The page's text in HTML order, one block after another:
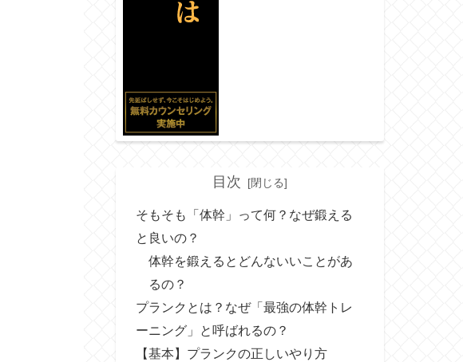
目次
そもそも「体幹」って何？なぜ鍛える
と良いの？
体幹を鍛えるとどんないいことがあ
るの？
プランクとは？なぜ「最強の体幹トレ
ーニング」と呼ばれるの？
【基本】プランクの正しいやり方